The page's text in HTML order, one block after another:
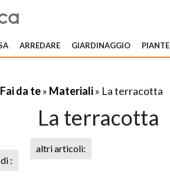
ARREDARE GIARDINAGGIO PIANTE
Fai da te» Materiali» La terracotta
La terracotta
:
altri articoli: